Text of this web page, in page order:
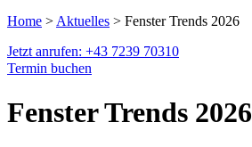
Home > Aktuelles > Fenster Trends 2026
Jetzt anrufen: +43 7239 70310
Termin buchen
Fenster Trends 2026